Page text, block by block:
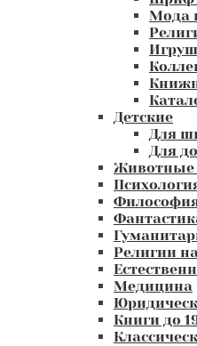
Мода
Детские
Для
Для
Животные
Религии
Медицина
Книги до